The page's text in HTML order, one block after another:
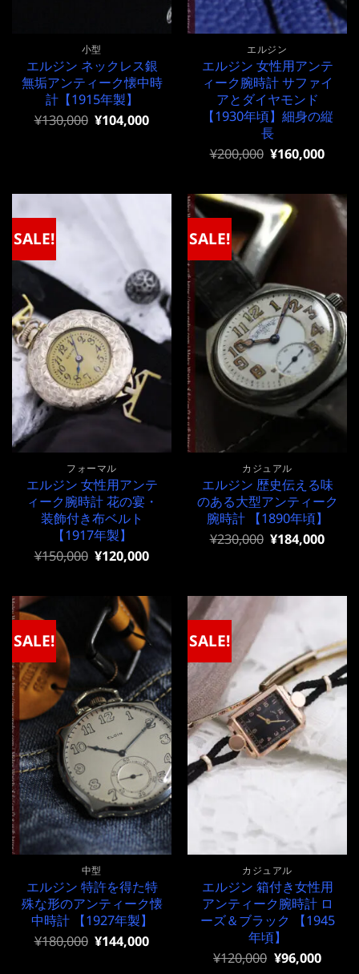
小型
エルジン ネックレス銀
無垢アンティーク懐中時
計【1915年製】
元
で
た。
¥130,000 現
¥130,000
¥104,000
エルジン
エルジン 女性用アンテ
ィーク腕時計 サファイ
アとダイヤモンド
【1930年頃】細身の縦
長
元
格
は
¥200,000
で
し
た。
¥200,000 現
価
格
は
¥200,000
で
す。
¥160,000
SALE!
フォーマル
エルジン 女性用アンテ
ィーク腕時計 花の宴・
装飾付き布ベルト
【1917年製】
元
格
は
¥150,000
で
し
た。
¥150,000 現
格
は
¥150,000
で
す。
¥120,000
SALE!
カジュアル
エルジン 歴史伝える味
のある大型アンティーク
腕時計 【1890年頃】
元
¥230,000
で
た。
¥230,000 現
¥230,000
¥184,000
SALE!
中型
エルジン 特許を得た特
殊な形のアンティーク懐
中時計 【1927年製】
元
¥180,000 現
¥144,000
SALE!
カジュアル
エルジン 箱付き女性用
アンティーク腕時計 ロ
ーズ＆ブラック 【1945
年頃】
元
¥120,000 現
¥96,000